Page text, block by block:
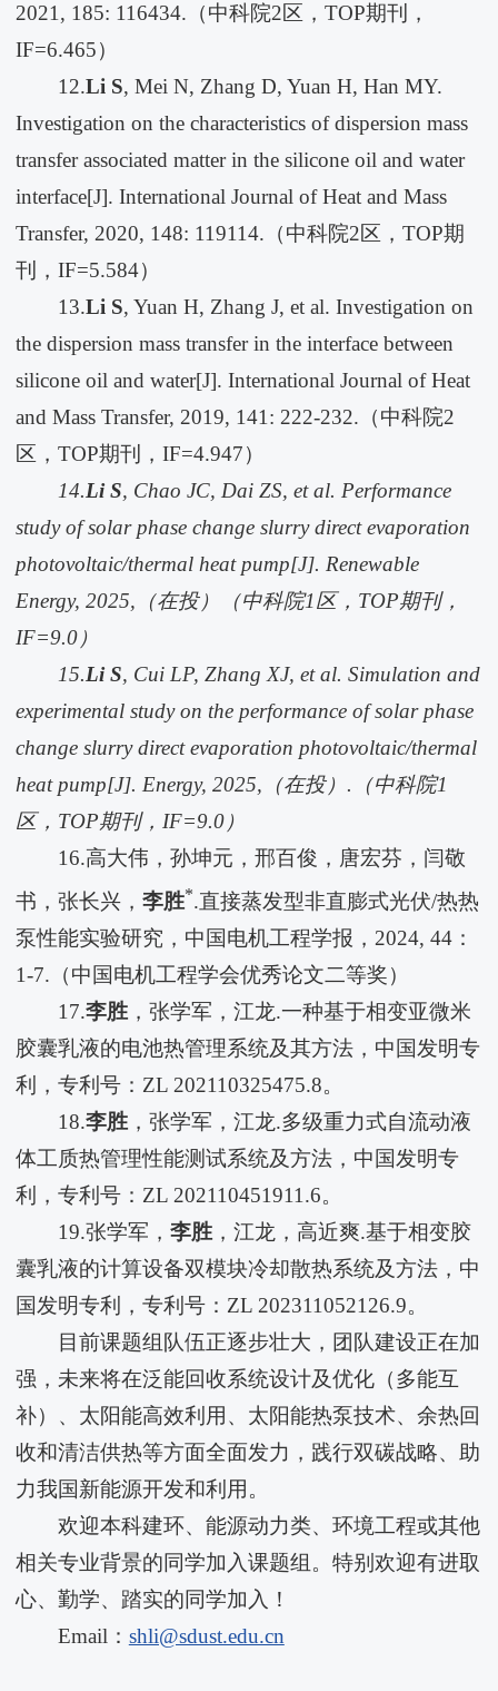
2021, 185: 116434.（中科院2区，TOP期刊，
IF=6.465）
12.Li S, Mei N, Zhang D, Yuan H, Han MY.
Investigation on the characteristics of dispersion mass
transfer associated matter in the silicone oil and water
interface[J]. International Journal of Heat and Mass
Transfer, 2020, 148: 119114.（中科院2区，TOP期
刊，IF=5.584）
13.Li S, Yuan H, Zhang J, et al. Investigation on
the dispersion mass transfer in the interface between
silicone oil and water[J]. International Journal of Heat
and Mass Transfer, 2019, 141: 222-232.（中科院2
区，TOP期刊，IF=4.947）
14.Li S, Chao JC, Dai ZS, et al. Performance
study of solar phase change slurry direct evaporation
photovoltaic/thermal heat pump[J]. Renewable
Energy, 2025, （在投） （中科院1区， TOP期刊，
IF=9.0）
15.Li S, Cui LP, Zhang XJ, et al. Simulation and
experimental study on the performance of solar phase
change slurry direct evaporation photovoltaic/thermal
heat pump[J]. Energy, 2025, （在投） . （中科院1
区， TOP期刊，IF=9.0）
16.高大伟，孙坤元，邢百俊，唐宏芬，闫敬
书，张长兴，李胜*.直接蒸发型非直膨式光伏/热热
泵性能实验研究，中国电机工程学报，2024, 44：
1-7.（中国电机工程学会优秀论文二等奖）
17.李胜，张学军，江龙.一种基于相变亚微米
胶囊乳液的电池热管理系统及其方法，中国发明专
利，专利号：ZL 202110325475.8。
18.李胜，张学军，江龙.多级重力式自流动液
体工质热管理性能测试系统及方法，中国发明专
利，专利号：ZL 202110451911.6。
19.张学军， 李胜，江龙，高近爽.基于相变胶
囊乳液的计算设备双模块冷却散热系统及方法，中
国发明专利，专利号：ZL 202311052126.9。
目前课题组队伍正逐步壮大，团队建设正在加
强，未来将在泛能回收系统设计及优化（多能互
补）、太阳能高效利用、太阳能热泵技术、余热回
收和清洁供热等方面全面发力，践行双碳战略、助
力我国新能源开发和利用。
欢迎本科建环、能源动力类、环境工程或其他
相关专业背景的同学加入课题组。特别欢迎有进取
心、勤学、踏实的同学加入！
Email： shli@sdust.edu.cn